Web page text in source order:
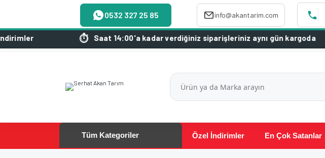
0532 327 25 85 info@akantarim.com
Saat 14:00'a kadar verdiğiniz siparişleriniz aynı gün kargoda
Tüm Kategoriler Özel İndirimler En Çok Satanlar